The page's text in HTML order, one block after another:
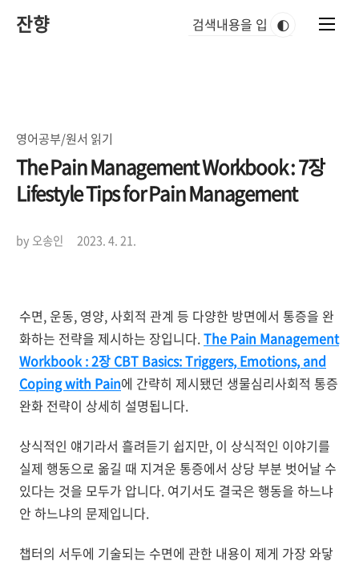
잔향 🌓
영어공부/원서 읽기
The Pain Management Workbook : 7장
Lifestyle Tips for Pain Management
by 오송인 2023. 4. 21.
수면, 운동, 영양, 사회적 관계 등 다양한 방면에서 통증을 완
화하는 전략을 제시하는 장입니다.The Pain Management
Workbook : 2장 CBT Basics: Triggers, Emotions, and
Coping with Pain에 간략히 제시됐던 생물심리사회적 통증
완화 전략이 상세히 설명됩니다.
상식적인 얘기라서 흘려듣기 쉽지만, 이 상식적인 이야기를
실제 행동으로 옮길 때 지겨운 통증에서 상당 부분 벗어날 수
있다는 것을 모두가 압니다. 여기서도 결국은 행동을 하느냐
안 하느냐의 문제입니다.
챕터의 서두에 기술되는 수면에 관한 내용이 제게 가장 와닿